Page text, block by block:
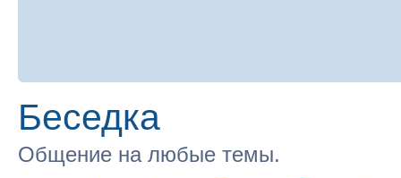
Беседка
Общение на любые темы.